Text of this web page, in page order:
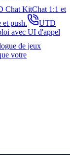
Chat KitChat 1:1 et
et push.
UTD
avec UI d'appel
de jeux
votre